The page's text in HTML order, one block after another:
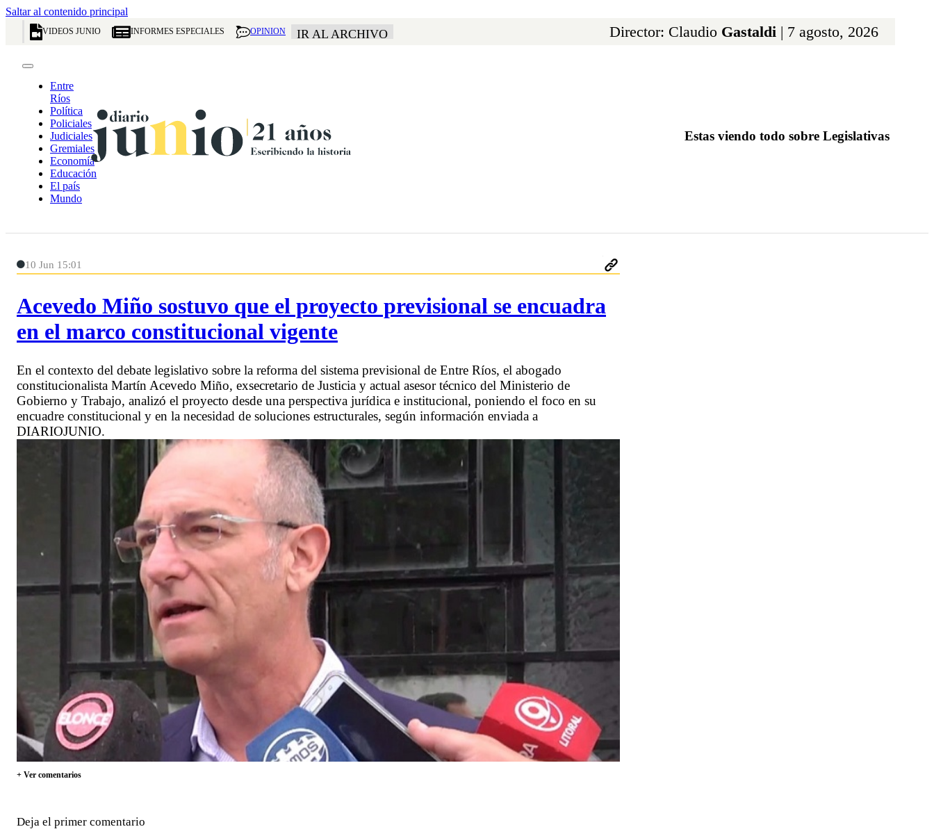
Saltar al contenido principal
VIDEOS JUNIO INFORMES ESPECIALES OPINION IR AL ARCHIVO Director: Claudio Gastaldi | 7 agosto, 2026
Entre
Ríos
Política
Policiales
Judiciales
Gremiales
Economía
Educación
El país
Mundo
Estas viendo todo sobre Legislativas
10 Jun 15:01
Acevedo Miño sostuvo que el proyecto previsional se encuadra
en el marco constitucional vigente
En el contexto del debate legislativo sobre la reforma del sistema previsional de Entre Ríos, el abogado
constitucionalista Martín Acevedo Miño, exsecretario de Justicia y actual asesor técnico del Ministerio de
Gobierno y Trabajo, analizó el proyecto desde una perspectiva jurídica e institucional, poniendo el foco en su
encuadre constitucional y en la necesidad de soluciones estructurales, según información enviada a
DIARIOJUNIO.
+ Ver comentarios
Deja el primer comentario